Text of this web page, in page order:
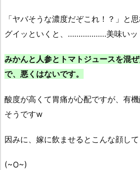
「ヤバそうな濃度だぞこれ！？」と
グイッといくと、………………美味いッ
みかんと人参とトマトジュースを混
で、悪くはないです。
酸度が高くて胃痛が心配ですが、有
そうですw
因みに、嫁に飲ませるとこんな顔し
(~O~)